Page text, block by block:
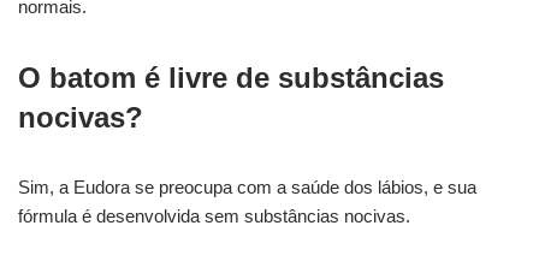
normais.
O batom é livre de substâncias
nocivas?
Sim, a Eudora se preocupa com a saúde dos lábios, e sua
fórmula é desenvolvida sem substâncias nocivas.